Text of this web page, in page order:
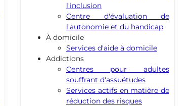
l'inclusion
Centre d'évaluation de
l'autonomie et du handicap
À domicile
Services d'aide à domicile
Addictions
Centres pour adultes
souffrant d'assuétudes
Services actifs en matière de
réduction des risques